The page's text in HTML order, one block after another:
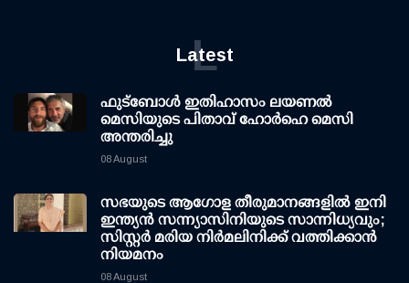
Latest
L
ഫുട്ബോൾ ഇതിഹാസം ലയണൽ
മെസിയുടെ പിതാവ് ഹോർഹെ മെസി
അന്തരിച്ചു
08 August
സഭയുടെ ആഗോള തീരുമാനങ്ങളിൽ ഇനി
ഇന്ത്യൻ സന്ന്യാസിനിയുടെ സാന്നിധ്യവും;
സിസ്റ്റർ മരിയ നിർമലിനിക്ക് വത്തിക്കാൻ
നിയമനം
08 August